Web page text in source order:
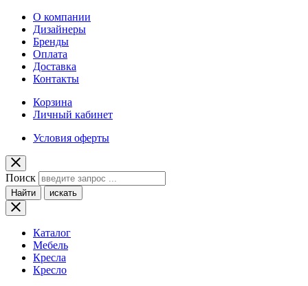
О компании
Дизайнеры
Бренды
Оплата
Доставка
Контакты
Корзина
Личный кабинет
Условия оферты
Поиск
Найти искать
Каталог
Мебель
Кресла
Кресло